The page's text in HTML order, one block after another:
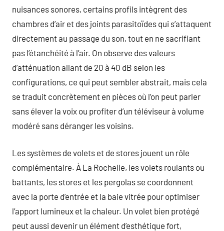
nuisances sonores, certains profils intègrent des
chambres d’air et des joints parasitoïdes qui s’attaquent
directement au passage du son, tout en ne sacrifiant
pas l’étanchéité à l’air. On observe des valeurs
d’atténuation allant de 20 à 40 dB selon les
configurations, ce qui peut sembler abstrait, mais cela
se traduit concrètement en pièces où l’on peut parler
sans élever la voix ou profiter d’un téléviseur à volume
modéré sans déranger les voisins.
Les systèmes de volets et de stores jouent un rôle
complémentaire. À La Rochelle, les volets roulants ou
battants, les stores et les pergolas se coordonnent
avec la porte d’entrée et la baie vitrée pour optimiser
l’apport lumineux et la chaleur. Un volet bien protégé
peut aussi devenir un élément d’esthétique fort,